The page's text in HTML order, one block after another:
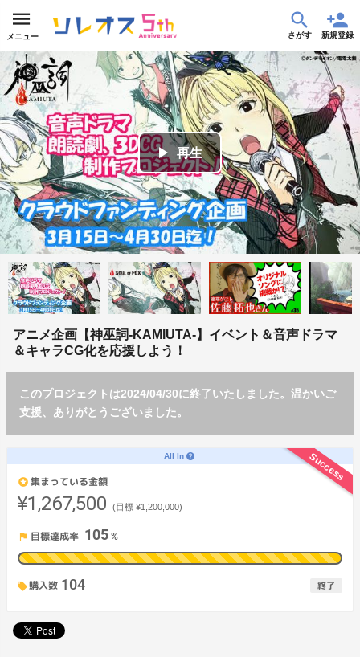
メニュー さがす 新規登録
play_arrow 再生
アニメ企画【神巫詞-KAMIUTA-】イベント＆音声ドラマ
＆キャラCG化を応援しよう！
このプロジェクトは2024/04/30に終了いたしました。温かいご
支援、ありがとうございました。
Success
All In help
stars 集まっている金額
¥1,267,500 (目標 ¥1,200,000)
flag 目標達成率 105 %
購入数 104 終了